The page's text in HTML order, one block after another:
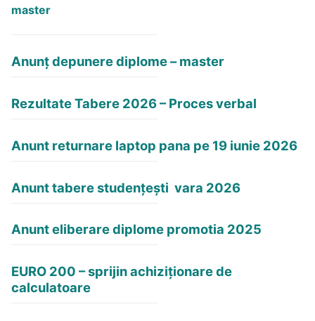
master
Anunț depunere diplome – master
Rezultate Tabere 2026 – Proces verbal
Anunt returnare laptop pana pe 19 iunie 2026
Anunt tabere studențești vara 2026
Anunt eliberare diplome promotia 2025
EURO 200 – sprijin achiziționare de
calculatoare